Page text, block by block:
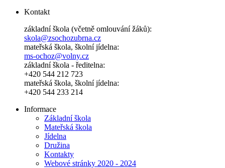
Kontakt
základní škola (včetně omlouvání žáků):
skola@zsochozubrna.cz
mateřská škola, školní jídelna:
ms-ochoz@volny.cz
základní škola - ředitelna:
+420 544 212 723
mateřská škola, školní jídelna:
+420 544 233 214
Informace
Základní škola
Mateřská škola
Jídelna
Družina
Kontakty
Webové stránky 2020 - 2024